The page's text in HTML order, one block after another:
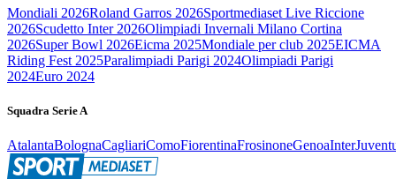
Mondiali 2026Roland Garros 2026Sportmediaset Live Riccione
2026Scudetto Inter 2026Olimpiadi Invernali Milano Cortina
2026Super Bowl 2026Eicma 2025Mondiale per club 2025EICMA
Riding Fest 2025Paralimpiadi Parigi 2024Olimpiadi Parigi
2024Euro 2024
Squadra Serie A
AtalantaBolognaCagliariComoFiorentinaFrosinoneGenoaInter